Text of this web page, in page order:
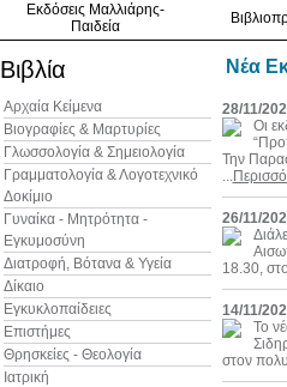
Εκδόσεις Μαλλιάρης-
Παιδεία
Βιβλία
Αρχαία Κείμενα
Βιογραφίες & Μαρτυρίες
Γλωσσολογία & Σημειολογία
Γραμματολογία & Λογοτεχνικό
Δοκίμιο
Γυναίκα - Μητρότητα -
Εγκυμοσύνη
Διατροφή, Βότανα & Υγεία
Δίκαιο
Εγκυκλοπαίδειες
Επιστήμες
Θρησκείες - Θεολογία
Ιατρική
Νέα
28/11/
Οι
Την
...
26/11/
18.30,
14/11/
Το
στον